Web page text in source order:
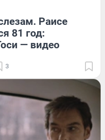
Раисе
81 год:
— видео
3